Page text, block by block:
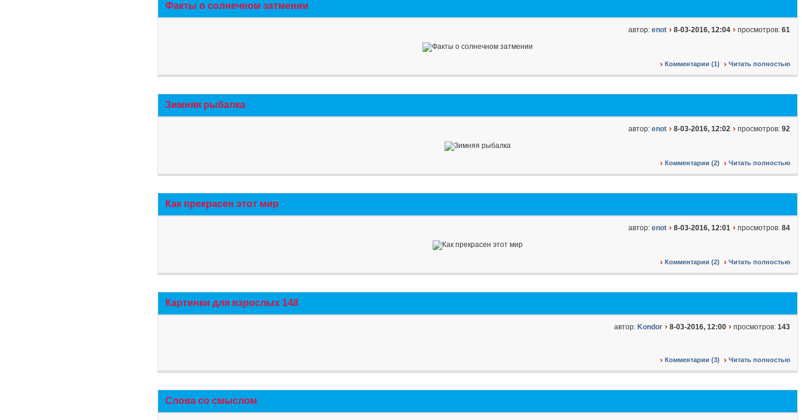
Факты о солнечном затмении
автор: enot 8-03-2016, 12:04 просмотров: 61
Комментарии (1) Читать полностью
Зимняя рыбалка
автор: enot 8-03-2016, 12:02 просмотров: 92
Комментарии (2) Читать полностью
Как прекрасен этот мир
автор: enot 8-03-2016, 12:01 просмотров: 84
Комментарии (2) Читать полностью
Картинки для взрослых 148
автор: Kondor 8-03-2016, 12:00 просмотров: 143
Комментарии (3) Читать полностью
Слова со смыслом